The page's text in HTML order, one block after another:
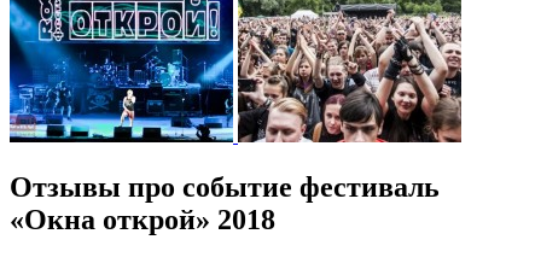
Отзывы про событие фестиваль
«Окна открой» 2018